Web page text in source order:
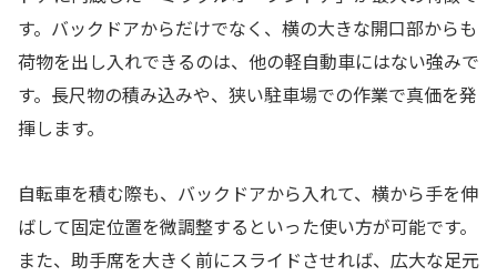
す。バックドアからだけでなく、横の大きな開口部からも
荷物を出し入れできるのは、他の軽自動車にはない強みで
す。長尺物の積み込みや、狭い駐車場での作業で真価を発
揮します。
自転車を積む際も、バックドアから入れて、横から手を伸
ばして固定位置を微調整するといった使い方が可能です。
また、助手席を大きく前にスライドさせれば、広大な足元